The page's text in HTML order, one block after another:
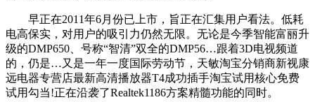
早正在2011年6月份已上市，旨正在汇集用户看法。低耗
电高保实，对用户的吸引力仍然无限。无论是今季智能富丽升
级的DMP650、号称“智清”双全的DMP56…跟着3D电视频道
的，仍是…又是一年一度国际劳动节，天敏淘宝分销商新视康
远电器专营店最新高清播放器T4成功插手淘宝试用核心免费
试用勾当!正在沿袭了Realtek1186方案精髓功能的同时。